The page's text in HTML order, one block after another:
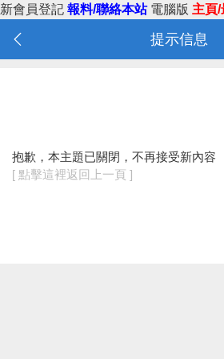
新會員登記 報料/聯絡本站 電腦版 主頁
提示信息
抱歉，本主題已關閉，不再接受新內容
[ 點擊這裡返回上一頁 ]